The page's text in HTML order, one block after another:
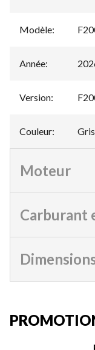
Modèle:
Année:
Version:
Couleur: Gris
Moteur
Carburant